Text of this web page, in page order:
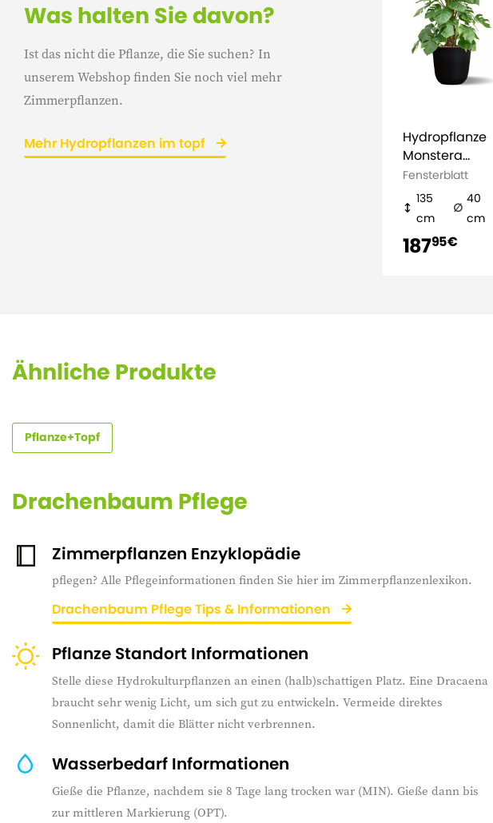
Was halten Sie davon?
Ist das nicht die Pflanze, die Sie suchen? In
unserem Webshop finden Sie noch viel mehr
Zimmerpflanzen.
Mehr Hydropflanzen im topf
Hydropflanze
Monstera
Pertusum im
topf
Fensterblatt
135
cm
40
cm
18795 €
Ähnliche Produkte
Pflanze+Topf
Drachenbaum Pflege
Zimmerpflanzen Enzyklopädie
pflegen? Alle Pflegeinformationen finden Sie hier im Zimmerpflanzenlexikon.
Drachenbaum Pflege Tips & Informationen
Pflanze Standort Informationen
Stelle diese Hydrokulturpflanzen an einen (halb)schattigen Platz. Eine Dracaena
braucht sehr wenig Licht, um sich gut zu entwickeln. Vermeide direktes
Sonnenlicht, damit die Blätter nicht verbrennen.
Wasserbedarf Informationen
Gieße die Pflanze, nachdem sie 8 Tage lang trocken war (MIN). Gieße dann bis
zur mittleren Markierung (OPT).